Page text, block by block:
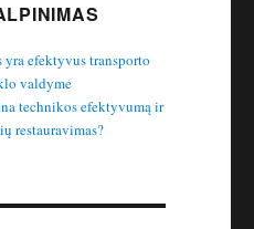
efektyvus transporto
valdyme
technikos efektyvumą ir
restauravimas?